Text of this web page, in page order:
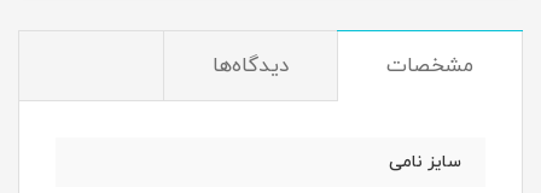
مشخصات دیدگاه‌ها
سایز نامی